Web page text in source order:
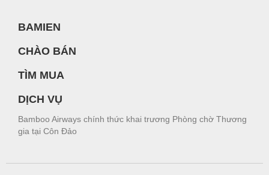
BAMIEN
CHÀO BÁN
TÌM MUA
DỊCH VỤ
Bamboo Airways chính thức khai trương Phòng chờ Thương
gia tại Côn Đảo